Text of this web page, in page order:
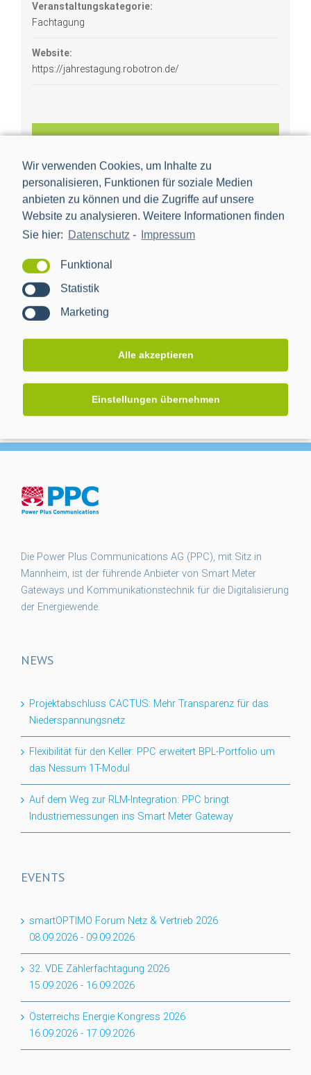
Wir verwenden Cookies, um Inhalte zu
personalisieren, Funktionen für soziale Medien
anbieten zu können und die Zugriffe auf unsere
Website zu analysieren. Weitere Informationen finden
Sie hier: Datenschutz - Impressum
Funktional
Statistik
Marketing
Alle akzeptieren
Einstellungen übernehmen
Veranstaltungskategorie:
Fachtagung
Website:
https://jahrestagung.robotron.de/
Veranstaltungsort
Penck Hotel
Ostra-Allee 33
01067
Veranstalter
Die Power Plus Communications AG (PPC), mit Sitz in
Mannheim, ist der führende Anbieter von Smart Meter
Gateways und Kommunikationstechnik für die Digitalisierung
der Energiewende.
NEWS
Projektabschluss CACTUS: Mehr Transparenz für das
Niederspannungsnetz
Flexibilität für den Keller: PPC erweitert BPL-Portfolio um
das Nessum 1T-Modul
Auf dem Weg zur RLM-Integration: PPC bringt
Industriemessungen ins Smart Meter Gateway
EVENTS
smartOPTIMO Forum Netz & Vertrieb 2026
08.09.2026 - 09.09.2026
32. VDE Zählerfachtagung 2026
15.09.2026 - 16.09.2026
Österreichs Energie Kongress 2026
16.09.2026 - 17.09.2026